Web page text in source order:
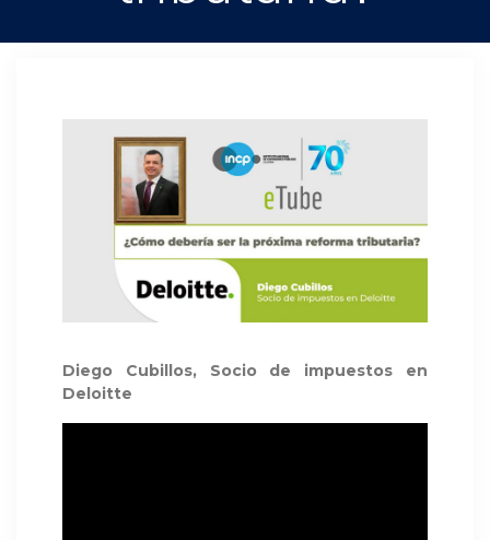
Diego Cubillos, Socio de impuestos en
Deloitte